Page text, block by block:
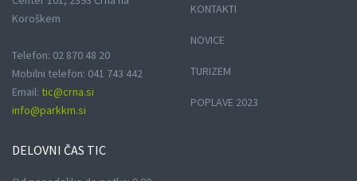
Koroškem
Telefon: 02 870 48 20
Mobilni telefon: 041 743 442
Email: tic@crna.si
info@parkkm.si
DELOVNI ČAS TIC
KONTAKTI
NOVICE
TURIZEM
POPLAVE 2023